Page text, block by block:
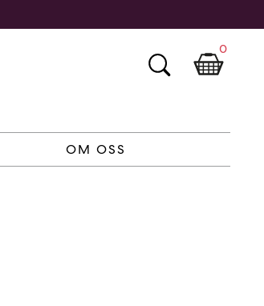
OM OSS
0